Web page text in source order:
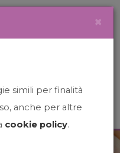
×
simili per finalità
anche per altre
cookie policy.